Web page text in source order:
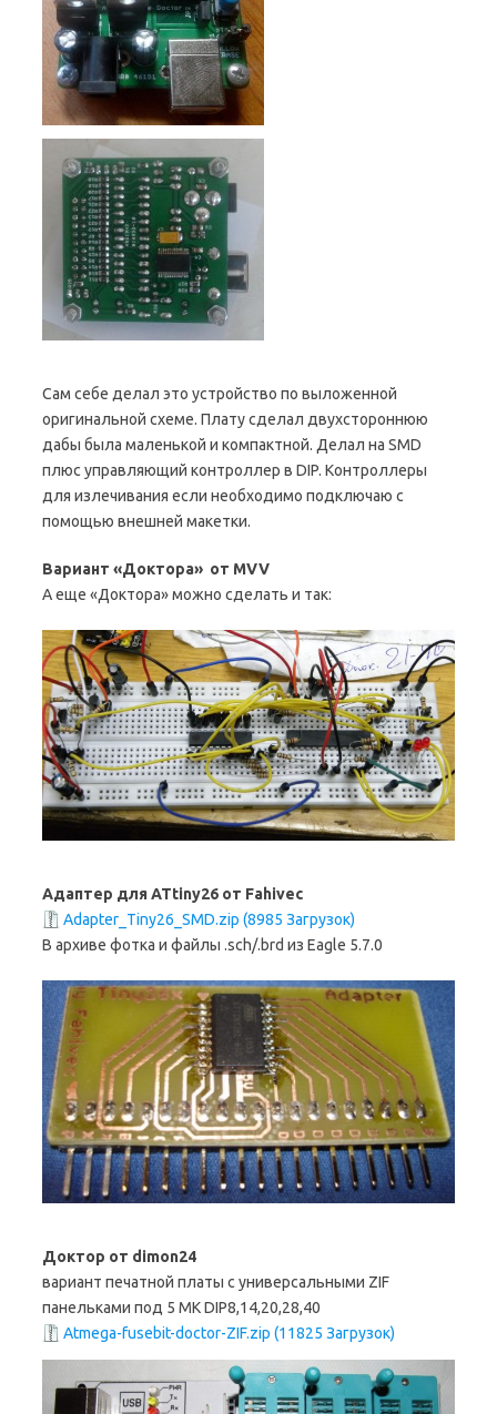
Сам себе делал это устройство по выложенной
оригинальной схеме. Плату сделал двухстороннюю
дабы была маленькой и компактной. Делал на SMD
плюс управляющий контроллер в DIP. Контроллеры
для излечивания если необходимо подключаю с
помощью внешней макетки.
Вариант «Доктора» от MVV
А еще «Доктора» можно сделать и так:
Адаптер для ATtiny26 от Fahivec
Adapter_Tiny26_SMD.zip (8985 Загрузок)
В архиве фотка и файлы .sch/.brd из Eagle 5.7.0
Доктор от dimon24
вариант печатной платы с универсальными ZIF
панельками под 5 МК DIP8,14,20,28,40
Atmega-fusebit-doctor-ZIF.zip (11825 Загрузок)